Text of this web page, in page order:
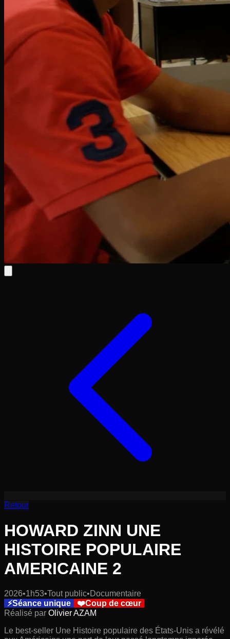
Retour
HOWARD ZINN UNE
HISTOIRE POPULAIRE
AMERICAINE 2
2026•1h53•Tout public•Documentaire
⚡Séance unique ❤️Coup de cœur
Réalisé par Olivier AZAM
Le best-seller Une Histoire populaire des États-Unis a révélé